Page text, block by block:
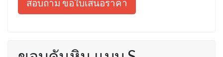
สอบถาม ขอใบเสนอราคา